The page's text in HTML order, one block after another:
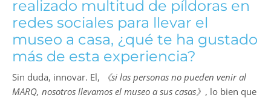
realizado multitud de píldoras en
redes sociales para llevar el
museo a casa, ¿qué te ha gustado
más de esta experiencia?
Sin duda, innovar. El,
《si las personas no pueden venir al
MARQ, nosotros llevamos el museo a sus casas》 , lo bien que